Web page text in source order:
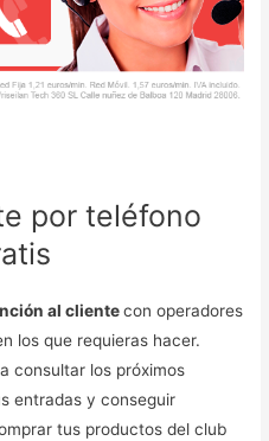
por teléfono
al clientecon operadores
los que requieras hacer.
consultar los próximos
entradas y conseguir
tus productos del club